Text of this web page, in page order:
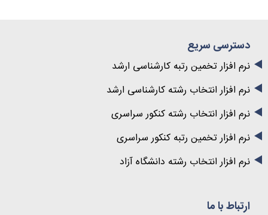
دسترسی سریع
نرم افزار تخمین رتبه کارشناسی ارشد
نرم افزار انتخاب رشته کارشناسی ارشد
نرم افزار انتخاب رشته کنکور سراسری
نرم افزار تخمین رتبه کنکور سراسری
نرم افزار انتخاب رشته دانشگاه آزاد
ارتباط با ما